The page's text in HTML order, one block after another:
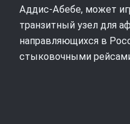
Аддис‑Абебе, может
транзитный узел для
направляющихся в
стыковочными